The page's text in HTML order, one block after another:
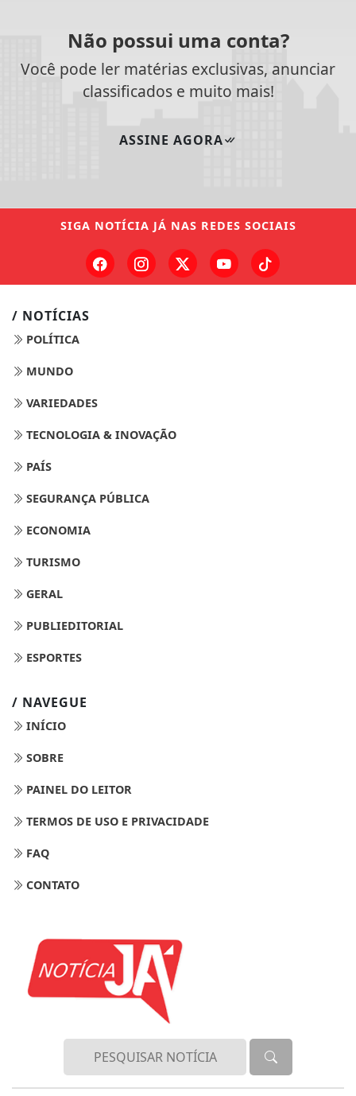
Não possui uma conta?
Você pode ler matérias exclusivas, anunciar
classificados e muito mais!
ASSINE AGORA
SIGA NOTÍCIA JÁ NAS REDES SOCIAIS
/ NOTÍCIAS
POLÍTICA
MUNDO
VARIEDADES
TECNOLOGIA & INOVAÇÃO
PAÍS
SEGURANÇA PÚBLICA
ECONOMIA
TURISMO
GERAL
PUBLIEDITORIAL
ESPORTES
/ NAVEGUE
INÍCIO
SOBRE
PAINEL DO LEITOR
TERMOS DE USO E PRIVACIDADE
FAQ
CONTATO